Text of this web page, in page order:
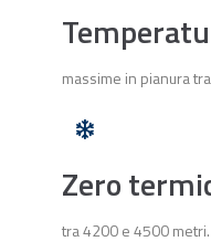
massime in pianura
Zero
tra 4200 e 4500 metri.